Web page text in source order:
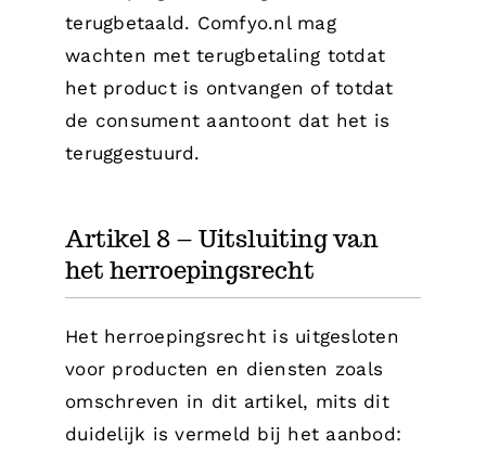
terugbetaald. Comfyo.nl mag
wachten met terugbetaling totdat
het product is ontvangen of totdat
de consument aantoont dat het is
teruggestuurd.
Artikel 8 – Uitsluiting van
het herroepingsrecht
Het herroepingsrecht is uitgesloten
voor producten en diensten zoals
omschreven in dit artikel, mits dit
duidelijk is vermeld bij het aanbod: